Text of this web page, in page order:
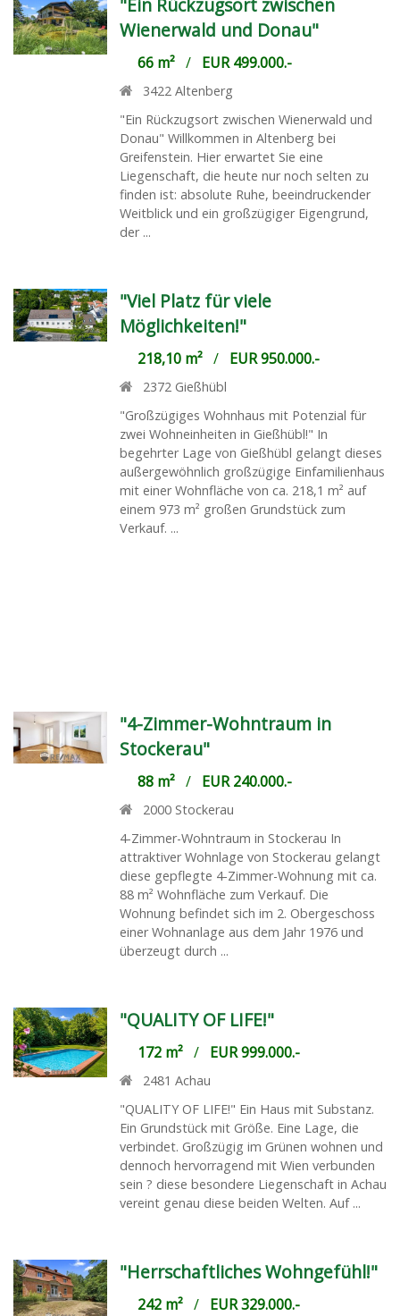
Wienerwald und Donau"
66 m²/ EUR 499.000.-
3422 Altenberg
"Ein Rückzugsort zwischen Wienerwald und
Donau" Willkommen in Altenberg bei
Greifenstein. Hier erwartet Sie eine
Liegenschaft, die heute nur noch selten zu
finden ist: absolute Ruhe, beeindruckender
Weitblick und ein großzügiger Eigengrund,
der ...
"Viel Platz für viele
Möglichkeiten!"
218,10 m²/ EUR 950.000.-
2372 Gießhübl
"Großzügiges Wohnhaus mit Potenzial für
zwei Wohneinheiten in Gießhübl!" In
begehrter Lage von Gießhübl gelangt dieses
außergewöhnlich großzügige Einfamilienhaus
mit einer Wohnfläche von ca. 218,1 m² auf
einem 973 m² großen Grundstück zum
Verkauf. ...
"4-Zimmer-Wohntraum in
Stockerau"
88 m²/ EUR 240.000.-
2000 Stockerau
4-Zimmer-Wohntraum in Stockerau In
attraktiver Wohnlage von Stockerau gelangt
diese gepflegte 4-Zimmer-Wohnung mit ca.
88 m² Wohnfläche zum Verkauf. Die
Wohnung befindet sich im 2. Obergeschoss
einer Wohnanlage aus dem Jahr 1976 und
überzeugt durch ...
"QUALITY OF LIFE!"
172 m²/ EUR 999.000.-
2481 Achau
"QUALITY OF LIFE!" Ein Haus mit Substanz.
Ein Grundstück mit Größe. Eine Lage, die
verbindet. Großzügig im Grünen wohnen und
dennoch hervorragend mit Wien verbunden
sein ? diese besondere Liegenschaft in Achau
vereint genau diese beiden Welten. Auf ...
"Herrschaftliches Wohngefühl!"
242 m²/ EUR 329.000.-